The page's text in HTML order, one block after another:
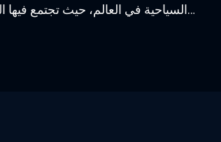
السياحية في العالم، حيث تجتمع فيها الطبيعة الخلابة مع التاريخ العريق…